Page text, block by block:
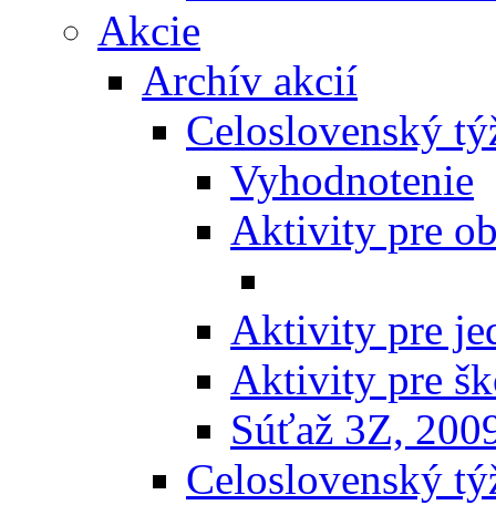
Akcie
Archív akcií
Celoslovenský
Vyhodnotenie
Aktivity pre
Aktivity pre
Aktivity pre
Súťaž 3Z,
Celoslovenský